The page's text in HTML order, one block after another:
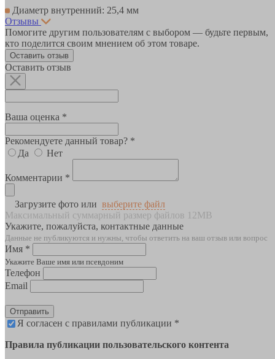
Диаметр внутренний: 25,4 мм
Отзывы
Помогите другим пользователям с выбором — будьте первым,
кто поделится своим мнением об этом товаре.
Оставить отзыв
Оставить отзыв
Ваша оценка *
Рекомендуете данный товар? *
Да
Нет
Комментарии *
Загрузите фото или выберите файл
Максимальный суммарный размер файлов 12MB
Укажите, пожалуйста, контактные данные
Данные не публикуются и нужны, чтобы ответить на ваш отзыв или вопрос
Имя *
Укажите Ваше имя или псевдоним
Телефон
Email
Отправить
Я согласен с правилами публикации *
Правила публикации пользовательского контента